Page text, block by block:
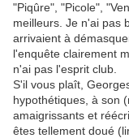
"Piqûre", "Picole",
meilleurs. Je n'ai pas
arrivaient à
l'enquête clairement
n'ai pas l'esprit club.
S'il vous plaît,
hypothétiques, à son
amaigrissants et
êtes tellement doué